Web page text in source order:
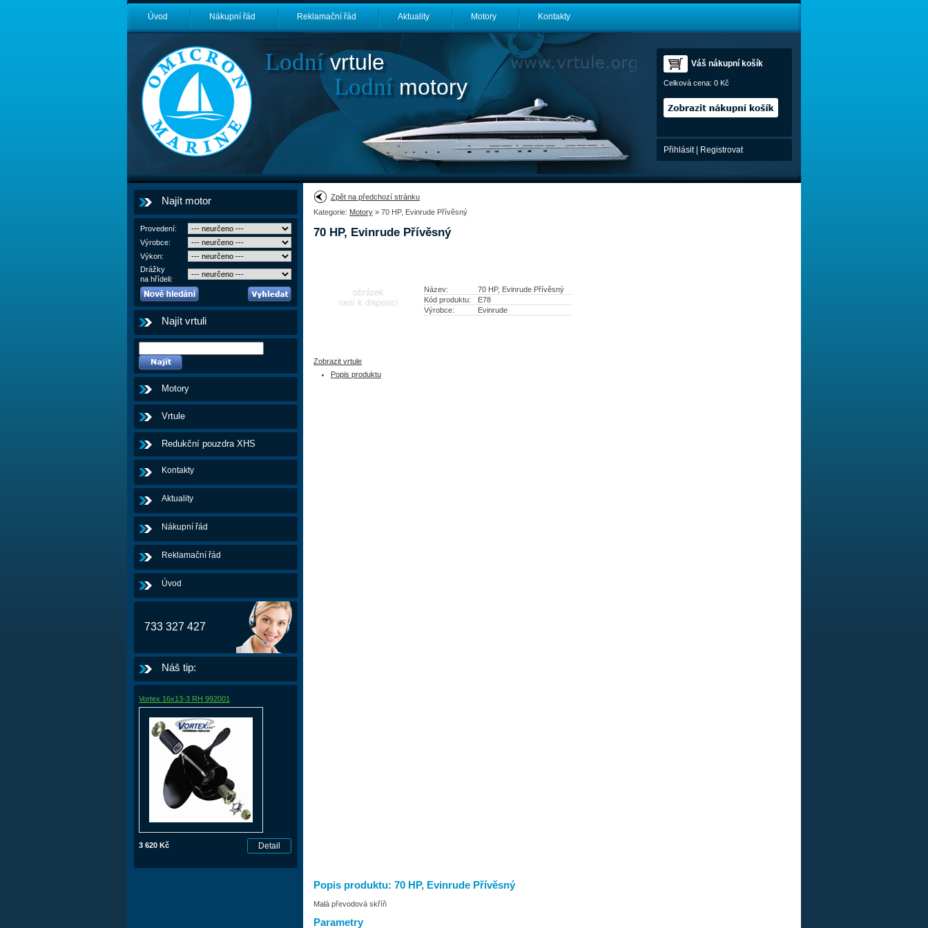
Úvod Nákupní řád Reklamační řád Aktuality Motory Kontakty
Lodnívrtule
Lodnímotory
Váš nákupní košík
Celková cena: 0 Kč
Přihlásit| Registrovat
Najít motor
Provedení:
Výrobce:
Výkon:
Drážky
na hřídeli:
Najít vrtuli
Motory
Vrtule
Redukční pouzdra XHS
Kontakty
Aktuality
Nákupní řád
Reklamační řád
Úvod
733 327 427
Náš tip:
Vortex 16x13-3 RH 992001
3 620 Kč
Zpět na předchozí stránku
Kategorie: Motory » 70 HP, Evinrude Přívěsný
70 HP, Evinrude Přívěsný
Název:
70 HP, Evinrude Přívěsný
Kód produktu:
E78
Výrobce:
Evinrude
Zobrazit vrtule
Popis produktu
Popis produktu: 70 HP, Evinrude Přívěsný
Malá převodová skříň
Parametry